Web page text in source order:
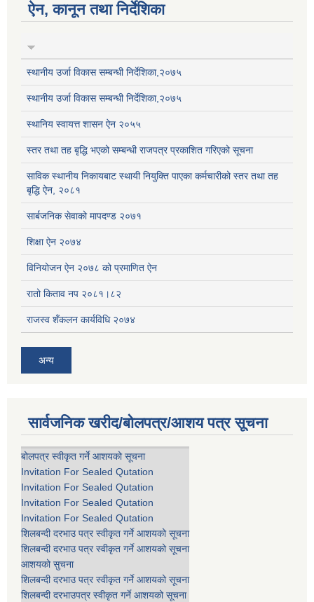
ऐन, कानून तथा निर्देशिका
स्थानीय उर्जा विकास सम्बन्धी निर्देशिका,२०७५
स्थानीय उर्जा विकास सम्बन्धी निर्देशिका,२०७५
स्थानिय स्वायत्त शासन ऐन २०५५
स्तर तथा तह बृद्धि भएको सम्बन्धी राजपत्र प्रकाशित गरिएको सूचना
साविक स्थानीय निकायबाट स्थायी नियुक्ति पाएका कर्मचारीको स्तर तथा तह
बृद्धि ऐन, २०८१
सार्बजनिक सेवाको मापदण्ड २०७१
शिक्षा ऐन २०७४
विनियोजन ऐन २०७८ को प्रमाणित ऐन
रातो किताव नप २०८१।८२
राजस्व शँकलन कार्यविधि २०७४
अन्य
सार्वजनिक खरीद/बोलपत्र/आशय पत्र सूचना
बोलपत्र स्वीकृत गर्ने आशयको सूचना
Invitation For Sealed Qutation
Invitation For Sealed Qutation
Invitation For Sealed Qutation
Invitation For Sealed Qutation
शिलबन्दी दरभाउ पत्र स्वीकृत गर्ने आशयको सूचना
शिलबन्दी दरभाउ पत्र स्वीकृत गर्ने आशयको सूचना
आशयको सुचना
शिलबन्दी दरभाउ पत्र स्वीकृत गर्ने आशयको सूचना
शिलबन्दी दरभाउपत्र स्वीकृत गर्ने आशयको सूचना